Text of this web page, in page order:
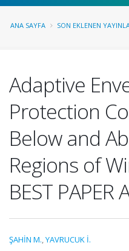
ANA SAYFA SON EKLENEN
Adaptive
Protection
Below and
Regions of
BEST PAPER
ŞAHİN M.,YAVRUCUK İ.